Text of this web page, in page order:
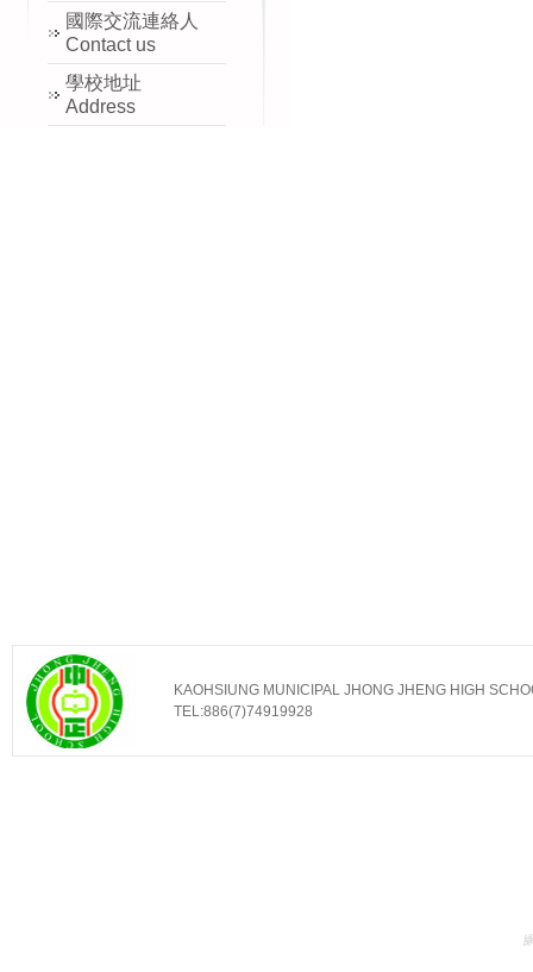
國際交流連絡人
Contact us
學校地址
Address
KAOHSIUNG MUNICIPAL JHONG JHENG HIGH
TEL:886(7)74919928